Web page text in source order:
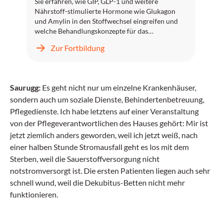
Nährstoff-stimulierte Hormone wie Glukagon
und Amylin in den Stoffwechsel eingreifen und
welche Behandlungskonzepte für das
abgeleitet werden.
und Gewichtsreduktionen in klinischen Studien
mit GLP-1-Rezeptoragonisten (RA) und mit dem
dualen GIP/GLP-1-RA Tirzepatid in klinischen
Studien erreicht wurden. Der Stellenwert von
modernen inkretinbasierten Therapien in
aktuellen Leitlinien wird diskutiert und anhand
von Fallbeispielen veranschaulicht.
Zur Fortbildung
Saurugg: Es geht nicht nur um einzelne Krankenhäuser,
sondern auch um soziale Dienste, Behindertenbetreuung,
Pflegedienste. Ich habe letztens auf einer Veranstaltung
von der Pflegeverantwortlichen des Hauses gehört: Mir ist
jetzt ziemlich anders geworden, weil ich jetzt weiß, nach
einer halben Stunde Stromausfall geht es los mit dem
Sterben, weil die Sauerstoffversorgung nicht
notstromversorgt ist. Die ersten Patienten liegen auch sehr
schnell wund, weil die Dekubitus-Betten nicht mehr
funktionieren.